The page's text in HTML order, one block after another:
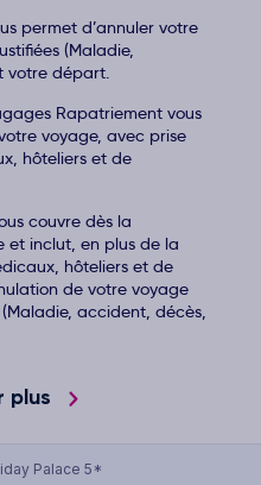
permet d’annuler votre
(Maladie,
votre départ.
Rapatriement vous
voyage, avec prise
hôteliers et de
couvre dès la
et inclut, en plus de la
hôteliers et de
de votre voyage
accident, décès,
plus
Palace 5*